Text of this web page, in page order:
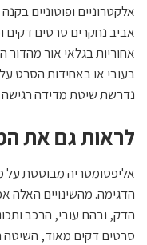
אלקטרוניים ופוטוניים
אחוריות בגלאי אור מהדור
בעובי או באחידות הסרט
נדרשת שיטת מדידה רגישה
לראות גם את
אליפסומטריה מבוססת על
הדגימה. מהשינויים האלה
הדק, ובהם עובי, הרכב
סרטים דקים מאוד, השיטה